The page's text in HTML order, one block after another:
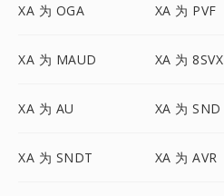
XA 为 OGA XA 为 PVF
XA 为 MAUD XA 为 8SVX
XA 为 AU XA 为 SND
XA 为 SNDT XA 为 AVR